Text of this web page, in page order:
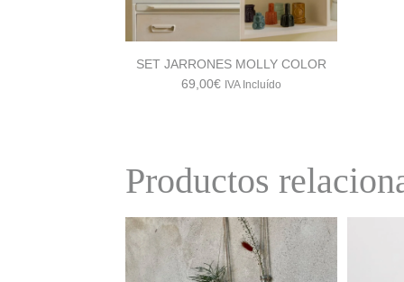
SET JARRONES MOLLY COLOR
69,00€ IVA Incluído
Productos